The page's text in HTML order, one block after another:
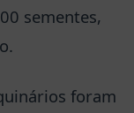
sementes,
foram